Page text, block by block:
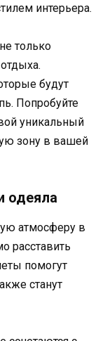
интерьера.
только
будут
Попробуйте
уникальный
зону в вашей
одеяла
атмосферу в
расставить
помогут
станут